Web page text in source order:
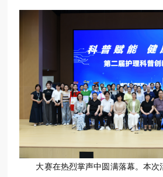
大赛在热烈掌声中圆满落幕。本次